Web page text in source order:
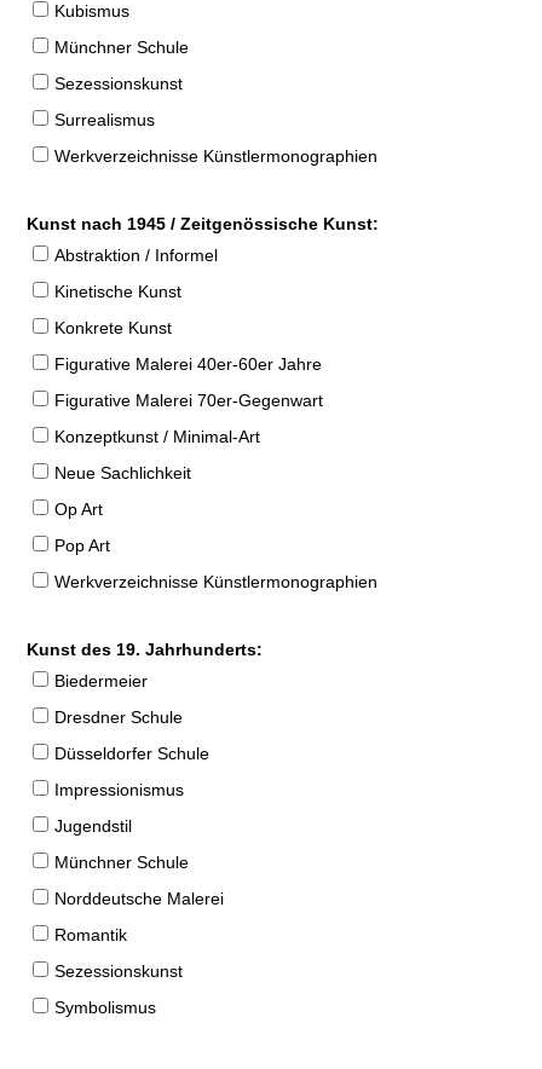
Kubismus
Münchner Schule
Sezessionskunst
Surrealismus
Werkverzeichnisse Künstlermonographien
Kunst nach 1945 / Zeitgenössische Kunst:
Abstraktion / Informel
Kinetische Kunst
Konkrete Kunst
Figurative Malerei 40er-60er Jahre
Figurative Malerei 70er-Gegenwart
Konzeptkunst / Minimal-Art
Neue Sachlichkeit
Op Art
Pop Art
Werkverzeichnisse Künstlermonographien
Kunst des 19. Jahrhunderts:
Biedermeier
Dresdner Schule
Düsseldorfer Schule
Impressionismus
Jugendstil
Münchner Schule
Norddeutsche Malerei
Romantik
Sezessionskunst
Symbolismus